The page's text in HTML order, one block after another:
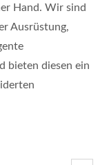
Hand. Wir sind
Ausrüstung,
bieten diesen ein